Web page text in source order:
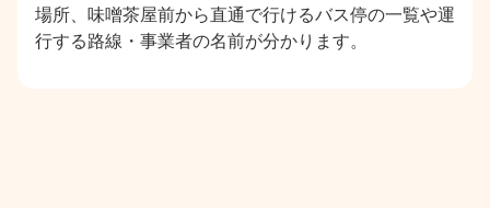
場所、味噌茶屋前から直通で行けるバス停の一覧や運
行する路線・事業者の名前が分かります。